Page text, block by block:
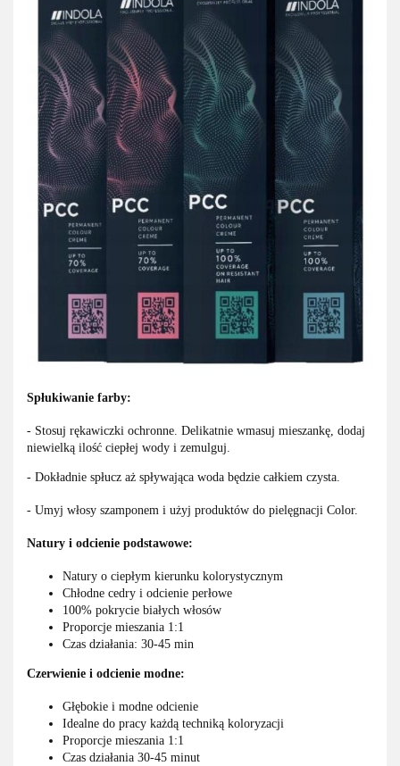
Spłukiwanie farby:
- Stosuj rękawiczki ochronne. Delikatnie wmasuj mieszankę, dodaj
niewielką ilość ciepłej wody i zemulguj.
- Dokładnie spłucz aż spływająca woda będzie całkiem czysta.
- Umyj włosy szamponem i użyj produktów do pielęgnacji Color.
Natury i odcienie podstawowe:
Natury o ciepłym kierunku kolorystycznym
Chłodne cedry i odcienie perłowe
100% pokrycie białych włosów
Proporcje mieszania 1:1
Czas działania: 30-45 min
Czerwienie i odcienie modne:
Głębokie i modne odcienie
Idealne do pracy każdą techniką koloryzacji
Proporcje mieszania 1:1
Czas działania 30-45 minut